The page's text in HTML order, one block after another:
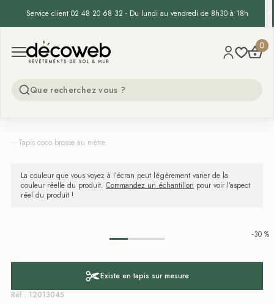
Service client 02 48 20 68 32 - Du lundi au vendredi de 8h30 à 18h
Open menu
Decoweb 0
...Tapis coco brosse au mètre
La couleur que vous voyez à l’écran peut légèrement varier de la
couleur réelle du produit. Commandez un échantillon pour voir l’aspect
réel du produit !
-30 %
Existe en tapis sur mesure
Réf : 12013045